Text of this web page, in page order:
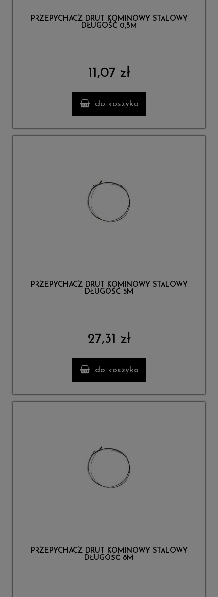
PRZEPYCHACZ DRUT KOMINOWY STALOWY
DŁUGOŚĆ 0,8M
11,07 zł
do koszyka
PRZEPYCHACZ DRUT KOMINOWY STALOWY
DŁUGOŚĆ 5M
27,31 zł
do koszyka
PRZEPYCHACZ DRUT KOMINOWY STALOWY
DŁUGOŚĆ 8M